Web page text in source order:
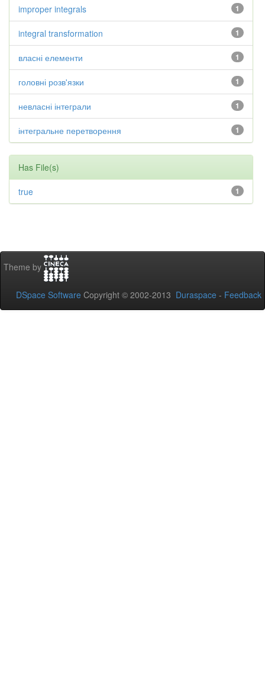
1
improper integrals
1
integral transformation
1
власні елементи
1
головні розв'язки
1
невласні інтеграли
1
інтегральне перетворення
Has File(s)
1
true
Theme by
DSpace Software Copyright © 2002-2013 Duraspace - Feedback